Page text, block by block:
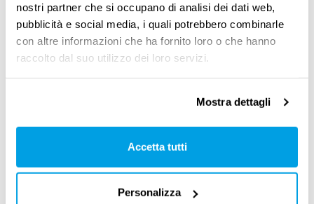
nostri partner che si occupano di analisi dei dati web,
pubblicità e social media, i quali potrebbero combinarle
con altre informazioni che ha fornito loro o che hanno
raccolto dal suo utilizzo dei loro servizi.
Mostra dettagli
Accetta tutti
Personalizza
per implementare politiche family-friendly che
rispondano ai bisogni reali dei genitori e delle
best practice già adottate con successo in
aziende di diverse dimensioni.
Scoprirai come supportare la
genitorialità in azienda: Strategie pratiche
per favorire ambienti di lavoro inclusivi e